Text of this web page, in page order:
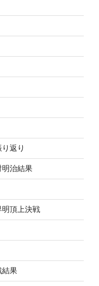
返り
治結果
明頂上決戦
果